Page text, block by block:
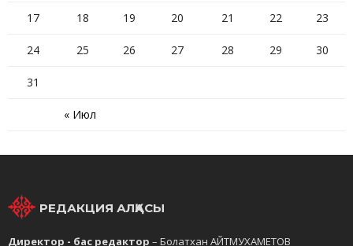
« Июл
17 18 19 20 21 22 23
24 25 26 27 28 29 30
31
РЕДАКЦИЯ АЛҚАСЫ
Директор - бас редактор – Болатхан АЙТМУХАМЕТОВ